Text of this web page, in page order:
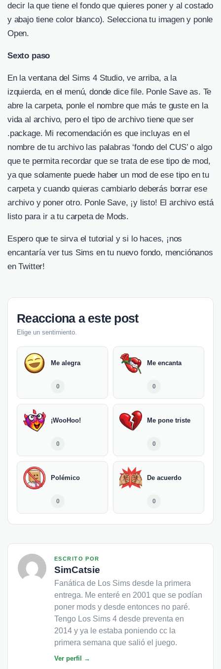
decir la que tiene el fondo que quieres poner y al costado
y abajo tiene color blanco). Selecciona tu imagen y ponle
Open.
Sexto paso
En la ventana del Sims 4 Studio, ve arriba, a la
izquierda, en el menú, donde dice file. Ponle Save as. Te
abre la carpeta, ponle el nombre que más te guste en la
vida al archivo, pero el tipo de archivo tiene que ser
.package. Mi recomendación es que incluyas en el
nombre de tu archivo las palabras ‘fondo del CUS’ o algo
que te permita recordar que se trata de ese tipo de mod,
ya que solamente puede haber un mod de ese tipo en tu
carpeta y cuando quieras cambiarlo deberás borrar ese
archivo y poner otro. Ponle Save, ¡y listo! El archivo está
listo para ir a tu carpeta de Mods.
Espero que te sirva el tutorial y si lo haces, ¡nos
encantaría ver tus Sims en tu nuevo fondo, menciónanos
en Twitter!
Reacciona a este post
Elige un sentimiento.
Me alegra
0
Me encanta
0
¡WooHoo!
0
Me pone triste
0
Polémico
0
De acuerdo
0
ESCRITO POR
SimCatsie
Fanática de Los Sims desde la primera
entrega. Me enteré en 2001 que se podían
poner mods y desde entonces no paré.
Tengo Los Sims 4 desde preventa en
2014 y ya le estaba poniendo cc la
primera semana que salió el juego.
Ver perfil →